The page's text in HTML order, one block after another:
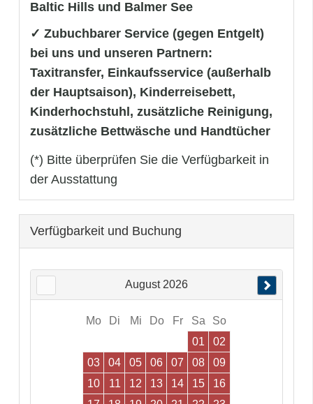
Baltic Hills und Balmer See
✓ Zubuchbarer Service (gegen Entgelt)
bei uns und unseren Partnern:
Taxitransfer, Einkaufsservice (außerhalb
der Hauptsaison), Kinderreisebett,
Kinderhochstuhl, zusätzliche Reinigung,
zusätzliche Bettwäsche und Handtücher
(*) Bitte überprüfen Sie die Verfügbarkeit in
der Ausstattung
Verfügbarkeit und Buchung